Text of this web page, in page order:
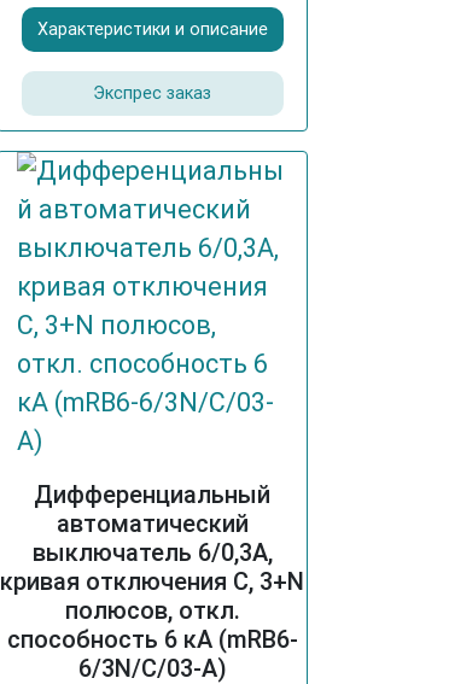
Характеристики и описание
Экспрес заказ
Дифференциальный
автоматический
выключатель 6/0,3А,
кривая отключения С, 3+N
полюсов, откл.
способность 6 кА (mRB6-
6/3N/C/03-A)